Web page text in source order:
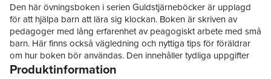
Den här övningsboken i serien Guldstjärneböcker är upplagd
för att hjälpa barn att lära sig klockan. Boken är skriven av
pedagoger med lång erfarenhet av peagogiskt arbete med små
barn. Här finns också vägledning och nyttiga tips för föräldrar
om hur boken bör användas. Den innehåller tydliga uppgifter
med färgglada teckningar som gör inlärningen lätt och rolig. Lär
Produktinformation